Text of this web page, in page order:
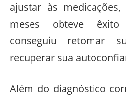
ajustar às
meses obteve
conseguiu retomar
recuperar sua
Além do diagnóstico